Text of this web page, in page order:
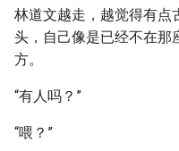
林道文越走，越觉得有点
头，自己像是已经不在那
方。
“有人吗？”
“喂？”